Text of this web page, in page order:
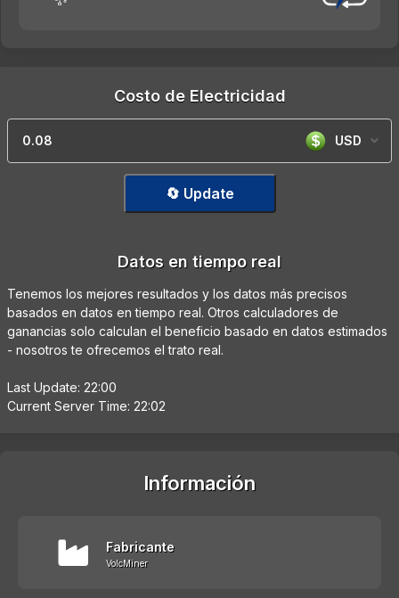
Costo de Electricidad
USD
🔄 Update
Datos en tiempo real
Tenemos los mejores resultados y los datos más precisos
basados en datos en tiempo real. Otros calculadores de
ganancias solo calculan el beneficio basado en datos estimados
- nosotros te ofrecemos el trato real.
Last Update: 22:00
Current Server Time: 22:02
Información
Fabricante
VolcMiner